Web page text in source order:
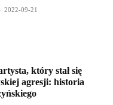
2022-09-21
który stał się
agresji: historia